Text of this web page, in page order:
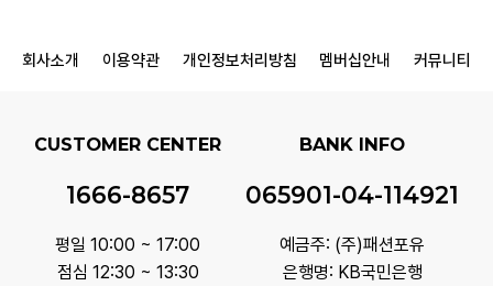
회사소개 이용약관 개인정보처리방침 멤버십안내 커뮤니티
CUSTOMER CENTER
1666-8657
평일 10:00 ~ 17:00
점심 12:30 ~ 13:30
BANK INFO
065901-04-114921
예금주: (주)패션포유
은행명: KB국민은행